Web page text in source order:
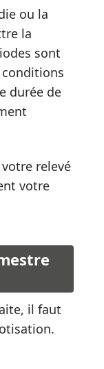
ou la
la
sont
durée de
relevé
votre
il faut